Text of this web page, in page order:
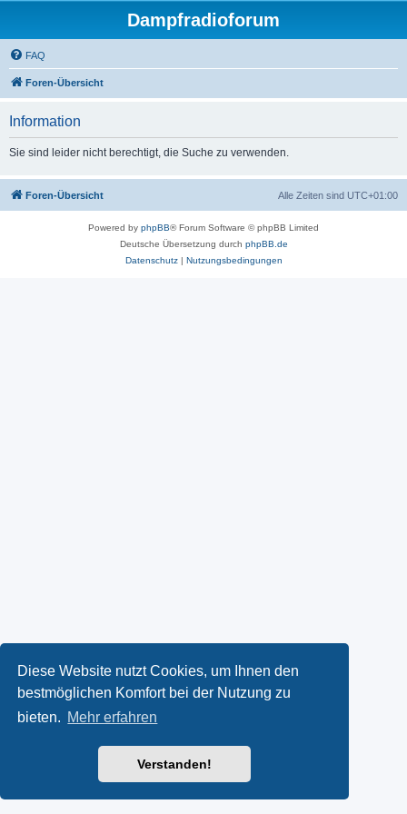
Diese Website nutzt Cookies, um Ihnen den
bestmöglichen Komfort bei der Nutzung zu
bieten. Mehr erfahren
Verstanden!
Dampfradioforum
FAQ
Foren-Übersicht
Information
Sie sind leider nicht berechtigt, die Suche zu verwenden.
Foren-Übersicht Alle Zeiten sind UTC+01:00
Powered by phpBB® Forum Software © phpBB Limited
Deutsche Übersetzung durch phpBB.de
Datenschutz| Nutzungsbedingungen